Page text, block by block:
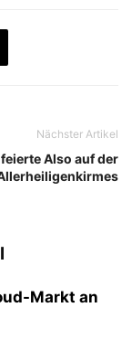
Nächster Artikel
Also auf der
Markt an